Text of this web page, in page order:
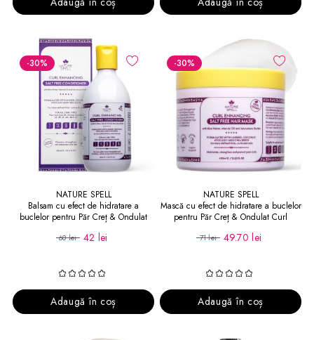
-30%
NATURE SPELL
Balsam cu efect de hidratare a
buclelor pentru Păr Creț & Ondulat
60 lei 42 lei
Adaugă în coș
-30%
NATURE SPELL
Mască cu efect de hidratare a buclelor
pentru Păr Creț & Ondulat Curl
71 lei 49.70 lei
Adaugă în coș